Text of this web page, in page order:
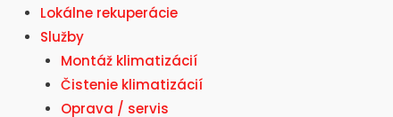
Lokálne rekuperácie
Služby
Montáž klimatizácií
Čistenie klimatizácií
Oprava / servis